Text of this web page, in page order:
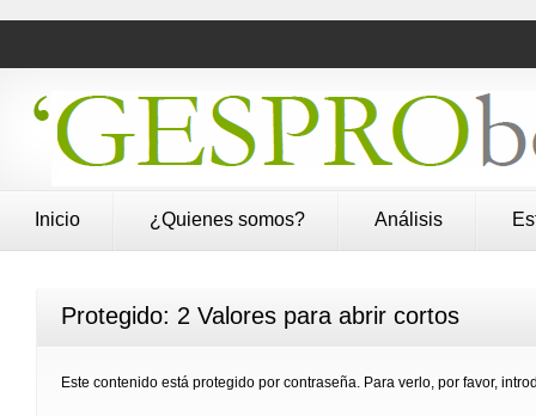
Inicio ¿Quienes somos? Análisis
Protegido: 2 Valores para abrir cortos
Este contenido está protegido por contraseña. Para verlo, por favor,